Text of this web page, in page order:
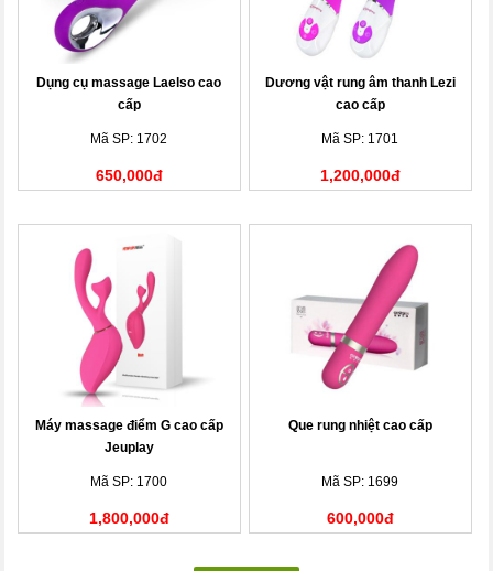
Dụng cụ massage Laelso cao
cấp
Mã SP: 1702
650,000đ
Dương vật rung âm thanh Lezi
cao cấp
Mã SP: 1701
1,200,000đ
Máy massage điểm G cao cấp
Jeuplay
Mã SP: 1700
1,800,000đ
Que rung nhiệt cao cấp
Mã SP: 1699
600,000đ